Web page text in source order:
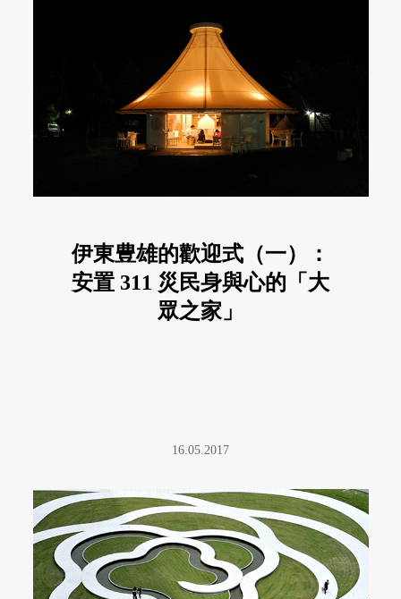
伊東豊雄的歡迎式（一）：
安置 311 災民身與心的「大
眾之家」
16.05.2017